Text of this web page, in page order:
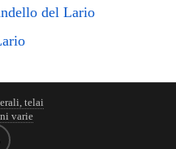
del Lario
telai
varie